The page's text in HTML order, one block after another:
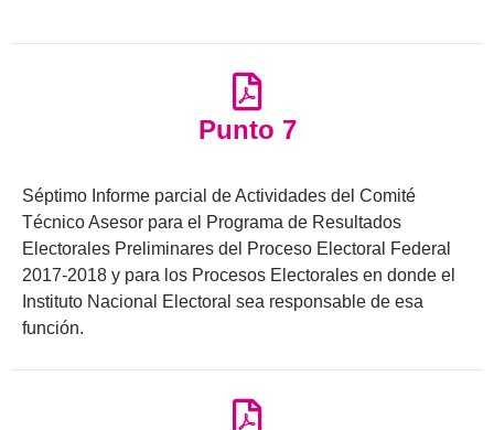
Punto 7
Séptimo Informe parcial de Actividades del Comité
Técnico Asesor para el Programa de Resultados
Electorales Preliminares del Proceso Electoral Federal
2017-2018 y para los Procesos Electorales en donde el
Instituto Nacional Electoral sea responsable de esa
función.